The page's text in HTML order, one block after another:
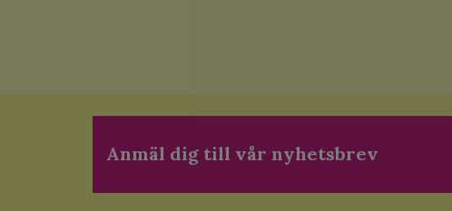
Anmäl dig till vår nyhetsbrev